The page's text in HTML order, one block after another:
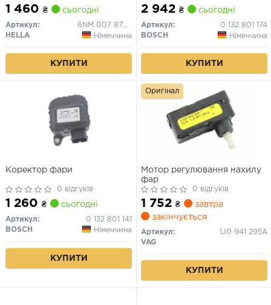
1 460 ₴ сьогодні
Артикул:
6NM 007 878-041
HELLA
Німеччина
КУПИТИ
2 942 ₴ сьогодні
Артикул:
0 132 801 174
BOSCH
Німеччина
КУПИТИ
Коректор фари
0 відгуків
1 260 ₴ сьогодні
Артикул:
0 132 801 141
BOSCH
Німеччина
КУПИТИ
Мотор регулювання нахилу
фар
0 відгуків
1 752 ₴
завтра
закінчується
Артикул:
1J0 941 295A
VAG
КУПИТИ
Оригінал